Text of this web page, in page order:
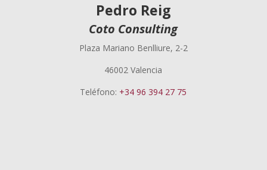
Pedro Reig
Coto Consulting
Plaza Mariano Benlliure, 2-2
46002 Valencia
Teléfono: +34 96 394 27 75